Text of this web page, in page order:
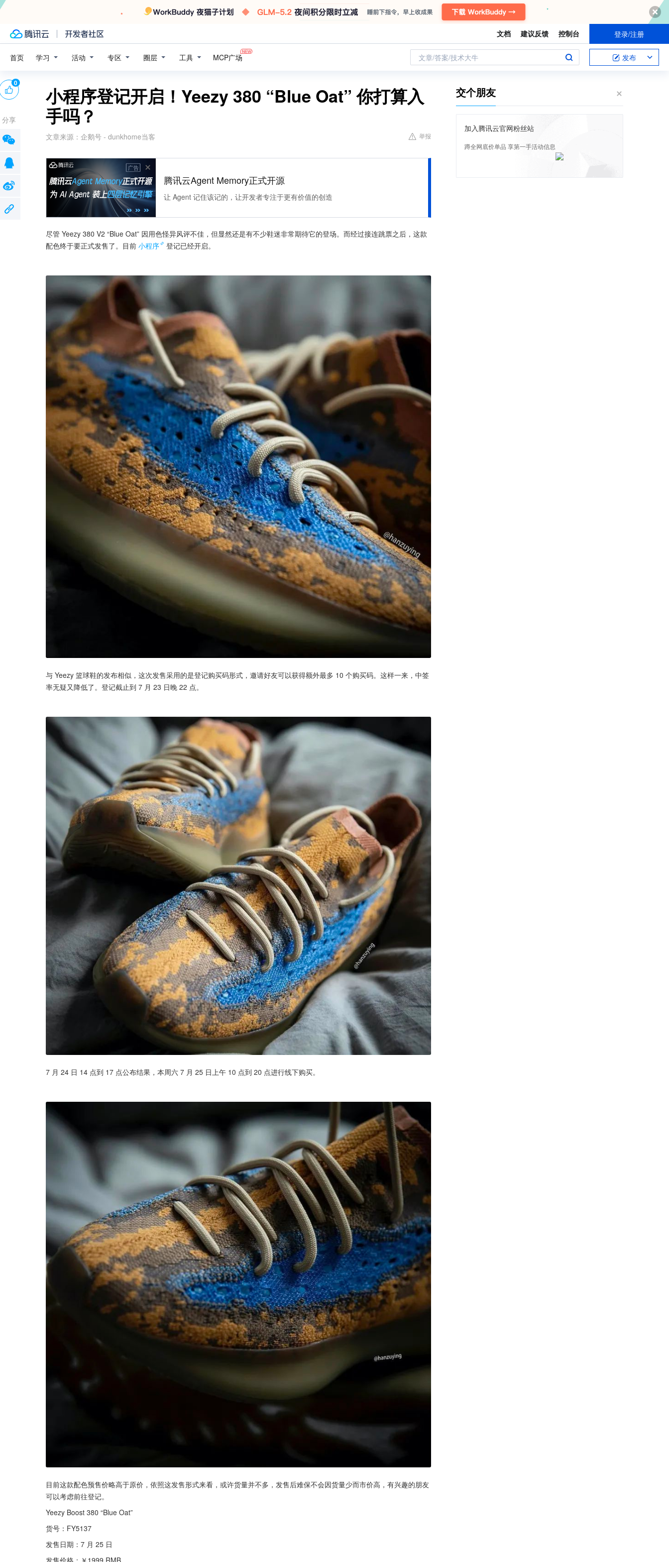
文档 建议反馈 控制台 登录/注册
首页 学习 活动 专区 圈层 工具 MCP广场 文章/答案/技术大牛 发布
小程序登记开启！Yeezy 380 “Blue Oat” 你打算入
手吗？
文章来源： 企鹅号 - dunkhome当客 举报
广告
腾讯云Agent Memory正式开源
让 Agent 记住该记的，让开发者专注于更有价值的创造
尽管 Yeezy 380 V2 “Blue Oat” 因用色怪异风评不佳，但显然还是有不少鞋迷非常期待它的登场。而经过接连跳票之后，这款
配色终于要正式发售了。目前 小程序 登记已经开启。
与 Yeezy 篮球鞋的发布相似，这次发售采用的是登记购买码形式，邀请好友可以获得额外最多 10 个购买码。这样一来，中签
率无疑又降低了。登记截止到 7 月 23 日晚 22 点。
7 月 24 日 14 点到 17 点公布结果，本周六 7 月 25 日上午 10 点到 20 点进行线下购买。
目前这款配色预售价略高于原价，依照这发售形式来看，或许货量并不多，发售后难保不会因货量少而市价高，有兴趣的朋友
可以考虑前往登记。
Yeezy Boost 380 “Blue Oat”
货号：FY5137
发售日期：7 月 25 日
发售价格：￥1999 RMB
0
分享
交个朋友
加入腾讯云官网粉丝站
蹲全网底价单品 享第一手活动信息